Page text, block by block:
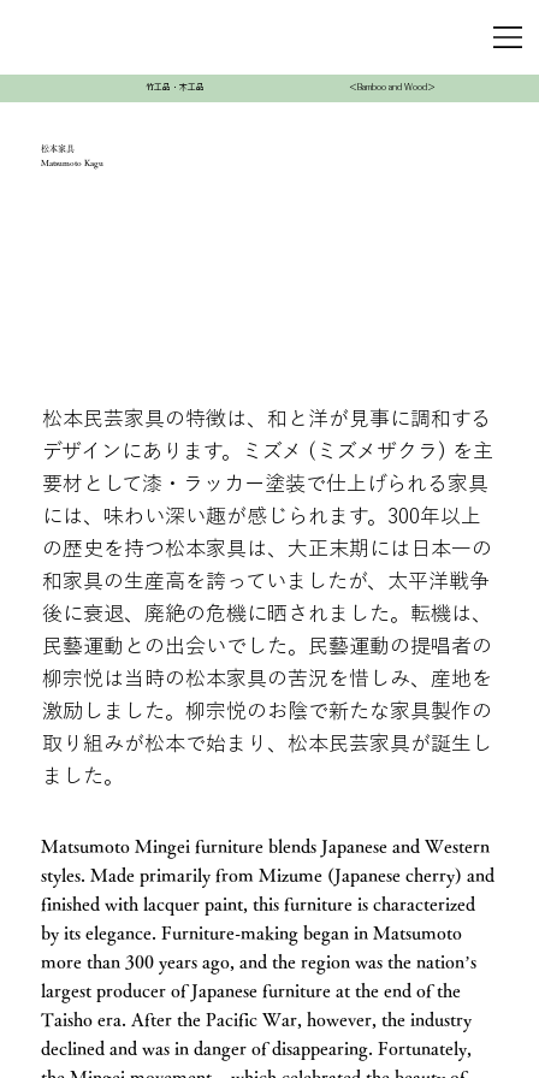
竹工品・木工品 ＜Bamboo and Wood＞
松本家具
Matsumoto Kagu
松本民芸家具の特徴は、和と洋が見事に調和する
デザインにあります。ミズメ (ミズメザクラ) を主
要材として漆・ラッカー塗装で仕上げられる家具
には、味わい深い趣が感じられます。300年以上
の歴史を持つ松本家具は、大正末期には日本一の
和家具の生産高を誇っていましたが、太平洋戦争
後に衰退、廃絶の危機に晒されました。転機は、
民藝運動との出会いでした。民藝運動の提唱者の
柳宗悦は当時の松本家具の苦況を惜しみ、産地を
激励しました。柳宗悦のお陰で新たな家具製作の
取り組みが松本で始まり、松本民芸家具が誕生し
ました。
Matsumoto Mingei furniture blends Japanese and Western
styles. Made primarily from Mizume (Japanese cherry) and
finished with lacquer paint, this furniture is characterized
by its elegance. Furniture-making began in Matsumoto
more than 300 years ago, and the region was the nation’s
largest producer of Japanese furniture at the end of the
Taisho era. After the Pacific War, however, the industry
declined and was in danger of disappearing. Fortunately,